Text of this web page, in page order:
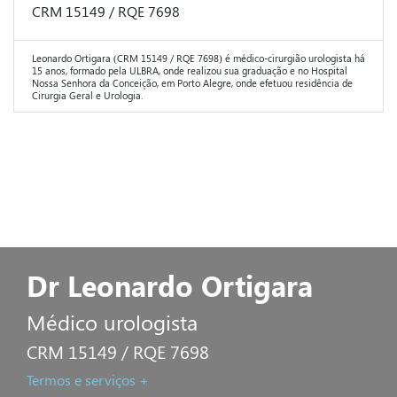
CRM 15149 / RQE 7698
Leonardo Ortigara (CRM 15149 / RQE 7698) é médico-cirurgião urologista há
15 anos, formado pela ULBRA, onde realizou sua graduação e no Hospital
Nossa Senhora da Conceição, em Porto Alegre, onde efetuou residência de
Cirurgia Geral e Urologia.
Dr Leonardo Ortigara
Médico urologista
CRM 15149 / RQE 7698
Termos e serviços +